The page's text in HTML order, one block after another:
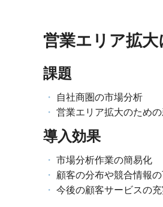
ス
対
策、
オ・
等
の
地
図
営業エリア拡
課題
自社商圏の市場分析
営業エリア拡大のため
導入効果
市場分析作業の簡易化
顧客の分布や競合情報
今後の顧客サービスの充